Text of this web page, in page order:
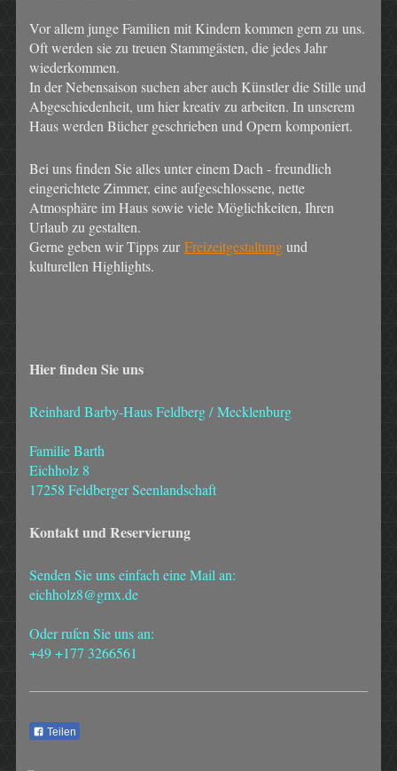
Vor allem junge Familien mit Kindern kommen gern zu uns.
Oft werden sie zu treuen Stammgästen, die jedes Jahr
wiederkommen.
In der Nebensaison suchen aber auch Künstler die Stille und
Abgeschiedenheit, um hier kreativ zu arbeiten. In unserem
Haus werden Bücher geschrieben und Opern komponiert.
Bei uns finden Sie alles unter einem Dach - freundlich
eingerichtete Zimmer, eine aufgeschlossene, nette
Atmosphäre im Haus sowie viele Möglichkeiten, Ihren
Urlaub zu gestalten.
Gerne geben wir Tipps zurFreizeitgestaltungund
kulturellen Highlights.
Hier finden Sie uns
Reinhard Barby-Haus Feldberg /Mecklenburg
Familie Barth
Eichholz 8
17258 Feldberger Seenlandschaft
Kontakt und Reservierung
Senden Sie uns einfach eine Mail an:
eichholz8@gmx.de
Oder rufen Sie uns an:
+49 +177 3266561
Teilen